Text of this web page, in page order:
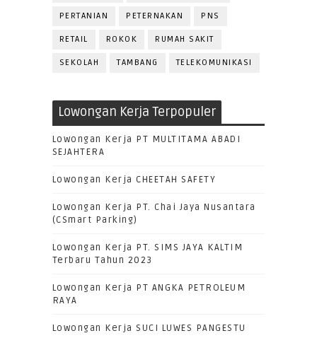
PERTANIAN PETERNAKAN PNS
RETAIL ROKOK RUMAH SAKIT
SEKOLAH TAMBANG TELEKOMUNIKASI
Lowongan Kerja Terpopuler
Lowongan Kerja PT MULTITAMA ABADI
SEJAHTERA
Lowongan Kerja CHEETAH SAFETY
Lowongan Kerja PT. Chai Jaya Nusantara
(CSmart Parking)
Lowongan Kerja PT. SIMS JAYA KALTIM
Terbaru Tahun 2023
Lowongan Kerja PT ANGKA PETROLEUM
RAYA
Lowongan Kerja SUCI LUWES PANGESTU